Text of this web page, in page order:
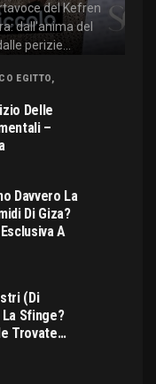
del Kefren
dall'anima del
perizie...
EGITTO,
Delle
–
Davvero La
Di Giza?
A
(di
Sfinge?
Trovate…